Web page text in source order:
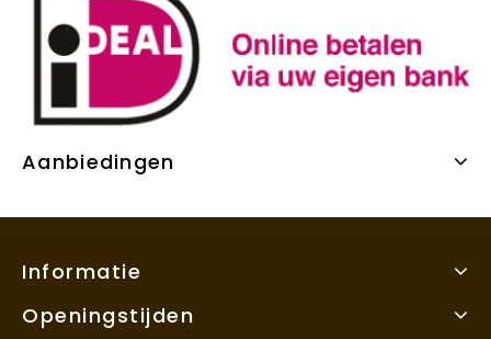
Aanbiedingen
Informatie
Openingstijden